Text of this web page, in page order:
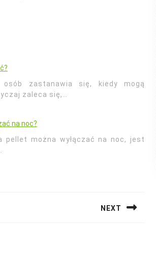
zastanawia się, kiedy mogą
zaleca się,…
na noc?
pellet można wyłączać na noc, jest
NEXT